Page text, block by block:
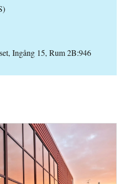
Ingång 15, Rum 2B:946